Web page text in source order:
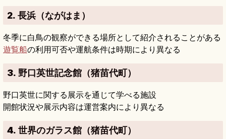
2. 長浜（ながはま）
冬季に白鳥の観察ができる場所として紹介されることがある
遊覧船の利用可否や運航条件は時期により異なる
3. 野口英世記念館（猪苗代町）
野口英世に関する展示を通じて学べる施設
開館状況や展示内容は運営案内により異なる
4. 世界のガラス館（猪苗代町）